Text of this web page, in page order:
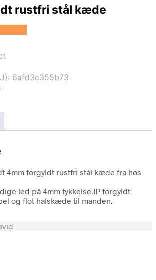
rustfri stål kæde
6afd3c355b73
4mm forgyldt rustfri stål kæde fra hos
led på 4mm tykkelse.IP forgyldt
og flot halskæde til manden.